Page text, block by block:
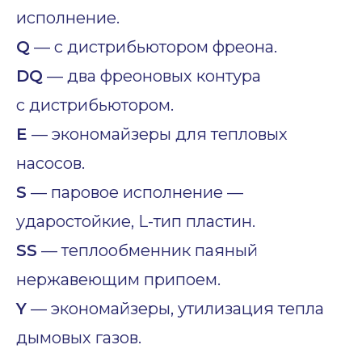
исполнение.
Q — с дистрибьютором фреона.
DQ — два фреоновых контура
с дистрибьютором.
E — экономайзеры для тепловых
насосов.
S — паровое исполнение —
ударостойкие, L-тип пластин.
SS — теплообменник паяный
нержавеющим припоем.
Y — экономайзеры, утилизация тепла
дымовых газов.